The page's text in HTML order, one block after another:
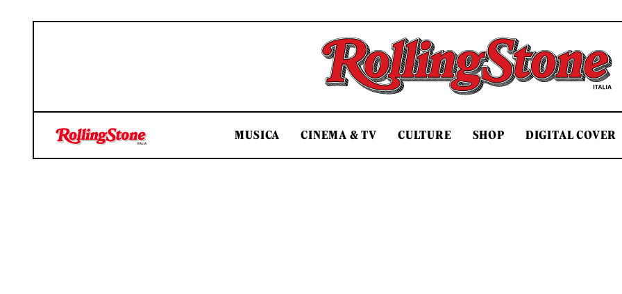
Rolling Stone Italia
MUSICA CINEMA & TV CULTURE SHOP DIGITAL COVER